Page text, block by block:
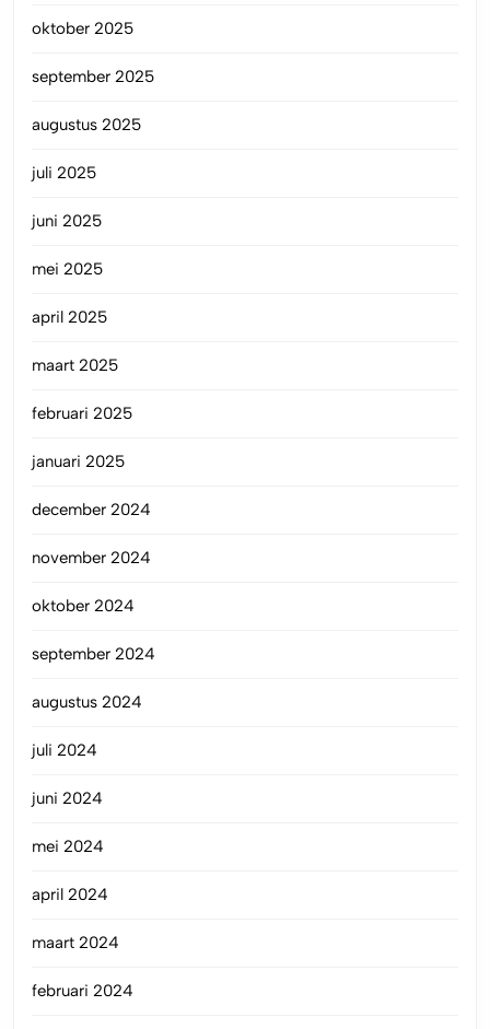
oktober 2025
september 2025
augustus 2025
juli 2025
juni 2025
mei 2025
april 2025
maart 2025
februari 2025
januari 2025
december 2024
november 2024
oktober 2024
september 2024
augustus 2024
juli 2024
juni 2024
mei 2024
april 2024
maart 2024
februari 2024